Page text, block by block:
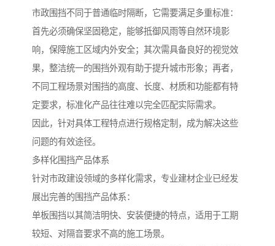
市政围挡不同于普通临时隔断，它需要满足多重标准：
首先必须确保坚固稳定，能够抵御风雨等自然环境影
响，保障施工区域内外安全；其次需具备良好的视觉效
果，整洁统一的围挡外观有助于提升城市形象；再者，
不同工程场景对围挡的高度、长度、材质和功能都有特
定要求，标准化产品往往难以完全匹配实际需求。
因此，针对具体工程特点进行规格定制，成为解决这些
问题的有效途径。
多样化围挡产品体系
针对市政建设领域的多样化需求，专业建材企业已经发
展出完善的围挡产品体系：
单板围挡以其简洁明快、安装便捷的特点，适用于工期
较短、对隔音要求不高的施工场景。